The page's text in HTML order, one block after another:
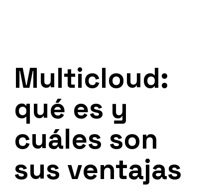
Multicloud:
qué es y
cuáles son
sus ventajas